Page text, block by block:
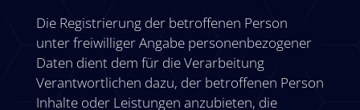
Die Registrierung der betroffenen Person
unter freiwilliger Angabe personenbezogener
Daten dient dem für die Verarbeitung
Verantwortlichen dazu, der betroffenen Person
Inhalte oder Leistungen anzubieten, die